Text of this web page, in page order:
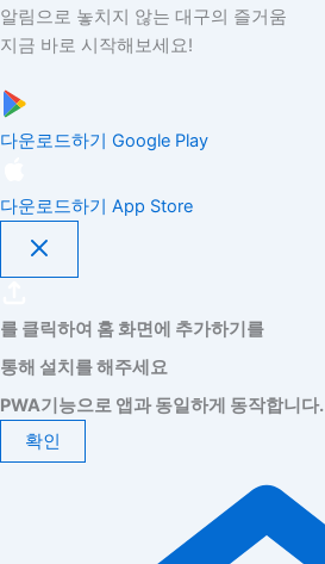
알림으로 놓치지 않는 대구의 즐거움
지금 바로 시작해보세요!
다운로드하기 Google Play
다운로드하기 App Store
를 클릭하여 홈 화면에 추가하기를
통해 설치를 해주세요
PWA기능으로 앱과 동일하게 동작합니다.
확인